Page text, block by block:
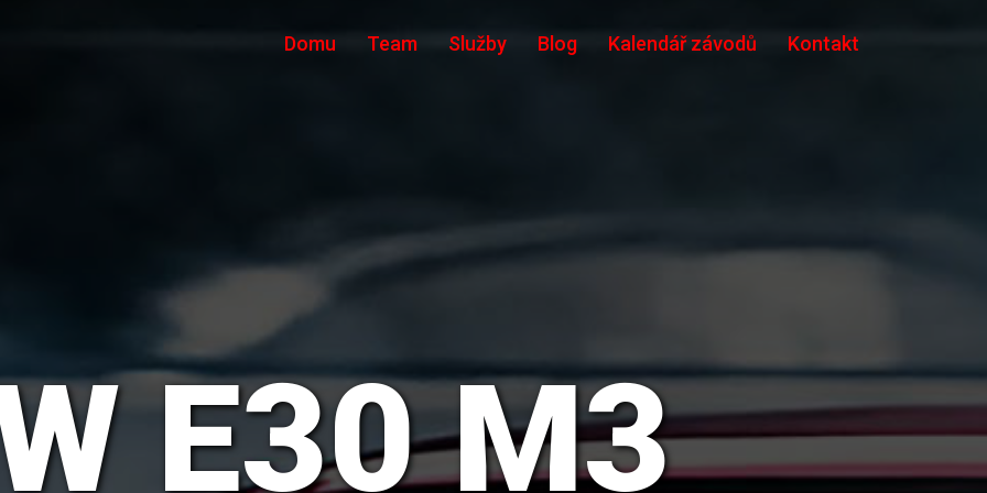
Domu Team Služby Blog Kalendář závodů Kontakt
E30 M3